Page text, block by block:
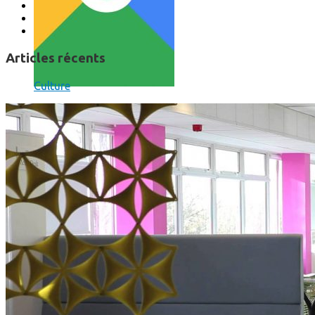
Comment utiliser « Photoshop » gratuitement et légalement
Articles récents
Culture